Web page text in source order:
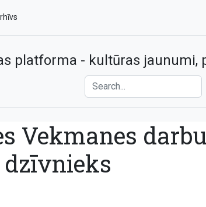
platforma - kultūras jaunumi,
Vekmanes
dzīvnieks